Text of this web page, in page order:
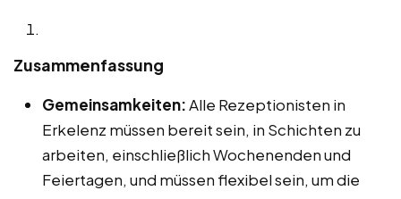
Zusammenfassung
Gemeinsamkeiten:Alle Rezeptionisten in
Erkelenz müssen bereit sein, in Schichten zu
arbeiten, einschließlich Wochenenden und
Feiertagen, und müssen flexibel sein, um die